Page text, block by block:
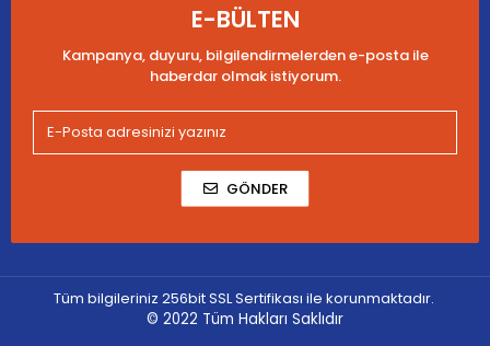
E-BÜLTEN
Kampanya, duyuru, bilgilendirmelerden e-posta ile
haberdar olmak istiyorum.
GÖNDER
Tüm bilgileriniz 256bit SSL Sertifikası ile korunmaktadır.
© 2022 Tüm Hakları Saklıdır